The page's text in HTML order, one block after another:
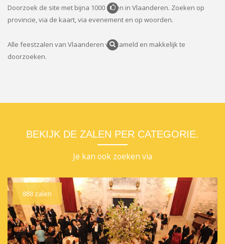
Doorzoek de site met bijna 1000 zalen in Vlaanderen. Zoeken op
provincie, via de kaart, via evenement en op woorden.
Alle feestzalen van Vlaanderen verzameld en makkelijk te
doorzoeken.
BEKIJK DE ZALEN PER CATEGORIE.
Je kan ook zoeken via
888 zalen